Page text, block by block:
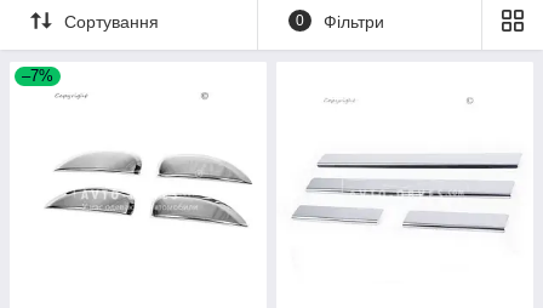
Сортування 0 Фільтри
–7%